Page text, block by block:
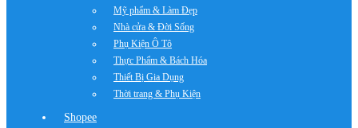
Mỹ phẩm & Làm Đẹp
Nhà cửa & Đời Sống
Phụ Kiện Ô Tô
Thực Phẩm & Bách Hóa
Thiết Bị Gia Dụng
Thời trang & Phụ Kiện
Shopee